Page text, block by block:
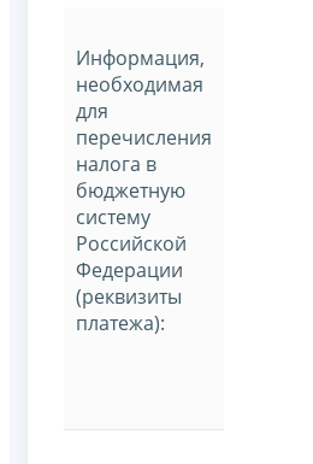
Информация,
необходимая
для
перечисления
налога в
бюджетную
систему
Российской
Федерации
(реквизиты
платежа):